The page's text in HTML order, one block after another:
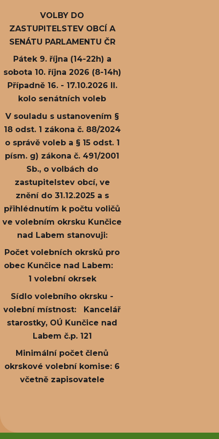
VOLBY DO
ZASTUPITELSTEV OBCÍ A
SENÁTU PARLAMENTU ČR
Pátek 9. října (14-22h) a
sobota 10. října 2026 (8-14h)
Případně 16. - 17.10.2026 II.
kolo senátních voleb
V souladu s ustanovením §
18 odst. 1 zákona č. 88/2024
o správě voleb a § 15 odst. 1
písm. g) zákona č. 491/2001
Sb., o volbách do
zastupitelstev obcí, ve
znění do 31.12.2025 a s
přihlédnutím k počtu voličů
ve volebním okrsku Kunčice
nad Labem stanovuji:
Počet volebních okrsků pro
obec Kunčice nad Labem:
1 volební okrsek
Sídlo volebního okrsku -
volební místnost: Kancelář
starostky, OÚ Kunčice nad
Labem č.p. 121
Minimální počet členů
okrskové volební komise: 6
včetně zapisovatele